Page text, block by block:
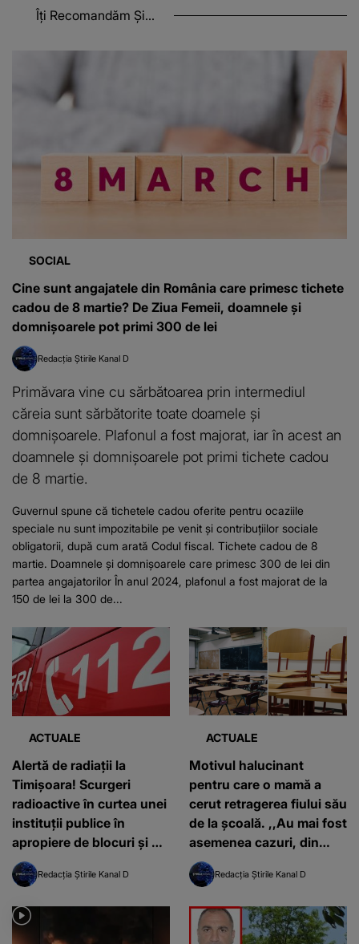
Îți Recomandăm Și...
SOCIAL
Cine sunt angajatele din România care primesc tichete
cadou de 8 martie? De Ziua Femeii, doamnele și
domnișoarele pot primi 300 de lei
Redacția Știrile Kanal D
Primăvara vine cu sărbătoarea prin intermediul
căreia sunt sărbătorite toate doamele și
domnișoarele. Plafonul a fost majorat, iar în acest an
doamnele și domnișoarele pot primi tichete cadou
de 8 martie.
Guvernul spune că tichetele cadou oferite pentru ocaziile
speciale nu sunt impozitabile pe venit și contribuțiilor sociale
obligatorii, după cum arată Codul fiscal. Tichete cadou de 8
martie. Doamnele și domnișoarele care primesc 300 de lei din
partea angajatorilor În anul 2024, plafonul a fost majorat de la
150 de lei la 300 de...
ACTUALE
Alertă de radiații la
Timișoara! Scurgeri
radioactive în curtea unei
instituții publice în
apropiere de blocuri și o
maternitate
Redacția Știrile Kanal D
ACTUALE
Motivul halucinant
pentru care o mamă a
cerut retragerea fiului său
de la școală. ,,Au mai fost
asemenea cazuri, din
păcate''
Redacția Știrile Kanal D